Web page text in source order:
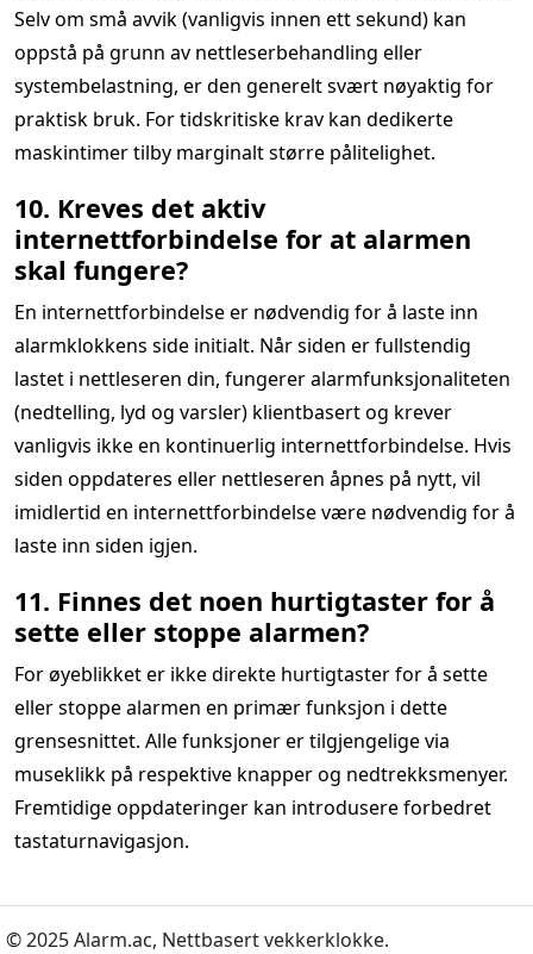
Selv om små avvik (vanligvis innen ett sekund) kan
oppstå på grunn av nettleserbehandling eller
systembelastning, er den generelt svært nøyaktig for
praktisk bruk. For tidskritiske krav kan dedikerte
maskintimer tilby marginalt større pålitelighet.
10. Kreves det aktiv
internettforbindelse for at alarmen
skal fungere?
En internettforbindelse er nødvendig for å laste inn
alarmklokkens side initialt. Når siden er fullstendig
lastet i nettleseren din, fungerer alarmfunksjonaliteten
(nedtelling, lyd og varsler) klientbasert og krever
vanligvis ikke en kontinuerlig internettforbindelse. Hvis
siden oppdateres eller nettleseren åpnes på nytt, vil
imidlertid en internettforbindelse være nødvendig for å
laste inn siden igjen.
11. Finnes det noen hurtigtaster for å
sette eller stoppe alarmen?
For øyeblikket er ikke direkte hurtigtaster for å sette
eller stoppe alarmen en primær funksjon i dette
grensesnittet. Alle funksjoner er tilgjengelige via
museklikk på respektive knapper og nedtrekksmenyer.
Fremtidige oppdateringer kan introdusere forbedret
tastaturnavigasjon.
© 2025 Alarm.ac, Nettbasert vekkerklokke.